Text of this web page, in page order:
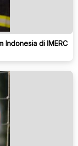
Indonesia di IMERC